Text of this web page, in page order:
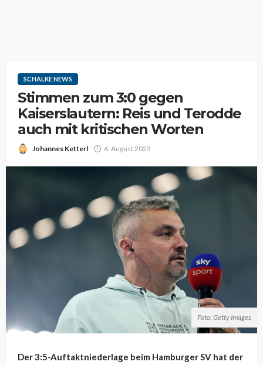
SCHALKE NEWS
Stimmen zum 3:0 gegen
Kaiserslautern: Reis und Terodde
auch mit kritischen Worten
Johannes Ketterl 6. August 2023
Foto: Getty Images
Der 3:5-Auftaktniederlage beim Hamburger SV hat der